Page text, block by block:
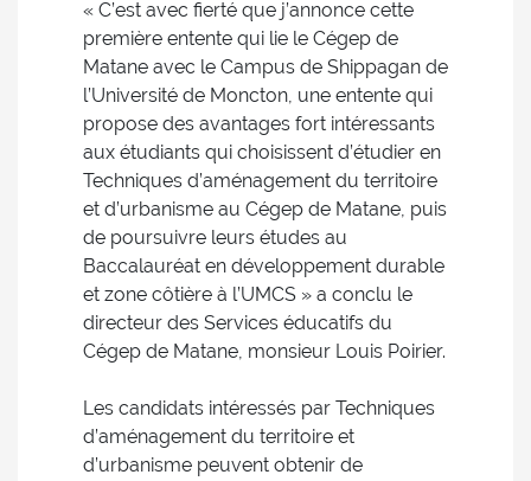
« C’est avec fierté que j’annonce cette
première entente qui lie le Cégep de
Matane avec le Campus de Shippagan de
l’Université de Moncton, une entente qui
propose des avantages fort intéressants
aux étudiants qui choisissent d’étudier en
Techniques d’aménagement du territoire
et d’urbanisme au Cégep de Matane, puis
de poursuivre leurs études au
Baccalauréat en développement durable
et zone côtière à l’UMCS » a conclu le
directeur des Services éducatifs du
Cégep de Matane, monsieur Louis Poirier.
Les candidats intéressés par Techniques
d’aménagement du territoire et
d’urbanisme peuvent obtenir de